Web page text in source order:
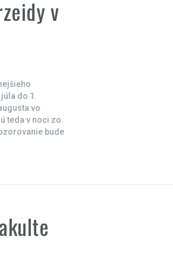
v
do 1.
vo
teda v noci zo
bude